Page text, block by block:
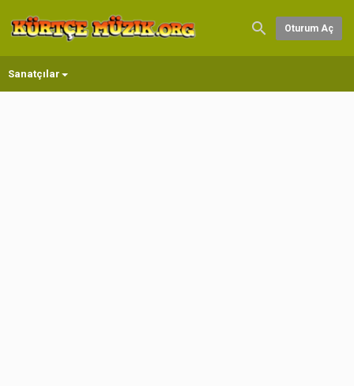
Oturum Aç
Sanatçılar